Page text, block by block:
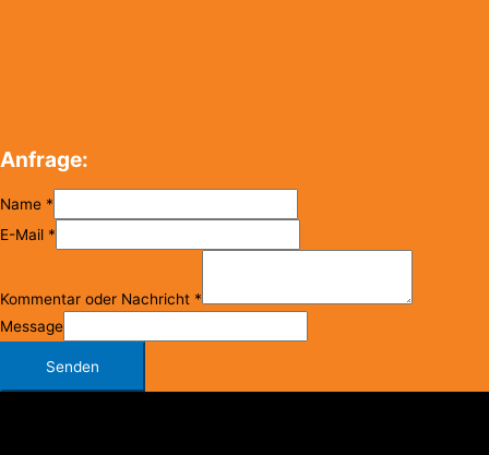
Anfrage:
Name *
E-Mail *
Kommentar oder Nachricht *
Message
Senden